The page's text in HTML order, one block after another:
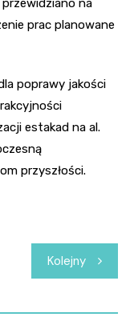
na
prac planowane
poprawy jakości
estakad na al.
przyszłości.
Kolejny